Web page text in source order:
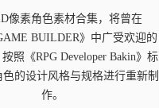
像素角色素材合集，将曾在
BUILDER》中广受欢迎的
照《RPG Developer Bakin》标
色的设计风格与规格进行重新制
作。